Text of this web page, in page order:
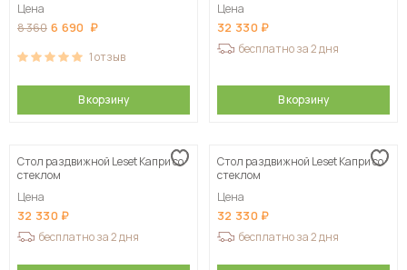
Цена
8 360 6 690
1отзыв
В корзину
Цена
32 330
бесплатно за 2 дня
В корзину
Стол раздвижной Leset Капри со
стеклом
Цена
32 330
бесплатно за 2 дня
Стол раздвижной Leset Капри со
стеклом
Цена
32 330
бесплатно за 2 дня